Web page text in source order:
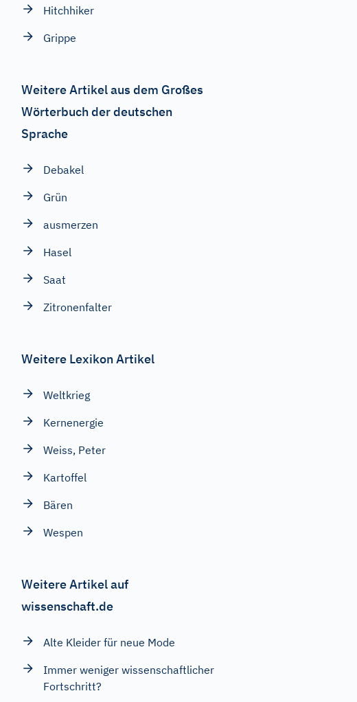
Hitchhiker
Grippe
Weitere Artikel aus dem Großes
Wörterbuch der deutschen
Sprache
Debakel
Grün
ausmerzen
Hasel
Saat
Zitronenfalter
Weitere Lexikon Artikel
Weltkrieg
Kernenergie
Weiss, Peter
Kartoffel
Bären
Wespen
Weitere Artikel auf
wissenschaft.de
Alte Kleider für neue Mode
Immer weniger wissenschaftlicher
Fortschritt?